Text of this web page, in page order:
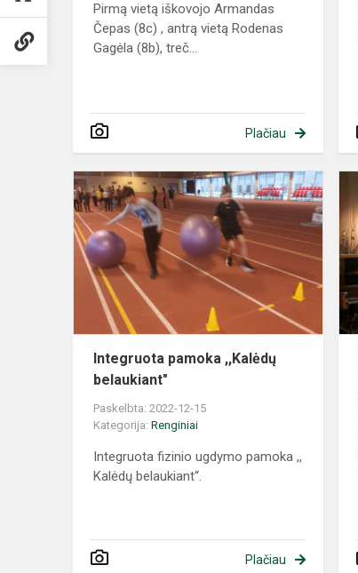
Pirmą vietą iškovojo Armandas
Čepas (8c) , antrą vietą Rodenas
Gagėla (8b), treč...
Plačiau
Integruota pamoka ,,Kalėdų
belaukiant"
Paskelbta: 2022-12-15
Kategorija: Renginiai
Integruota fizinio ugdymo pamoka ,,
Kalėdų belaukiant“.
Plačiau